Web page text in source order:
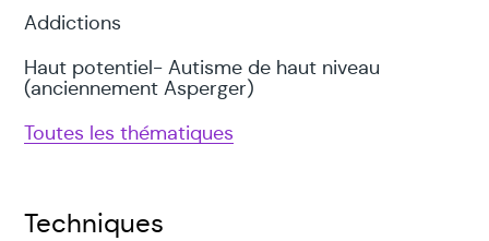
Addictions
Haut potentiel- Autisme de haut niveau
(anciennement Asperger)
Toutes les thématiques
Techniques